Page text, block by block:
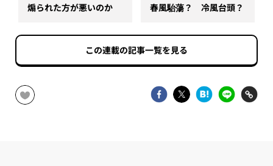
煽られた方が悪いのか 春風駘蕩？ 冷風台頭？
この連載の記事一覧を見る